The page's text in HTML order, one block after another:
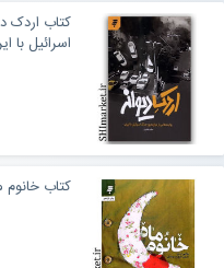
تماس با ما
ورود به سایت
کتاب اردک
اسرائیل با
کتاب خانوم